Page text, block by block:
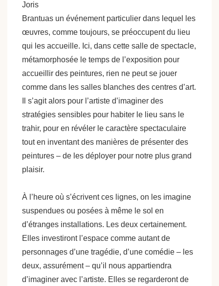
Joris
Brantuas un événement particulier dans lequel les
œuvres, comme toujours, se préoccupent du lieu
qui les accueille. Ici, dans cette salle de spectacle,
métamorphosée le temps de l’exposition pour
accueillir des peintures, rien ne peut se jouer
comme dans les salles blanches des centres d’art.
Il s’agit alors pour l’artiste d’imaginer des
stratégies sensibles pour habiter le lieu sans le
trahir, pour en révéler le caractère spectaculaire
tout en inventant des manières de présenter des
peintures – de les déployer pour notre plus grand
plaisir.
À l’heure où s’écrivent ces lignes, on les imagine
suspendues ou posées à même le sol en
d’étranges installations. Les deux certainement.
Elles investiront l’espace comme autant de
personnages d’une tragédie, d’une comédie – les
deux, assurément – qu’il nous appartiendra
d’imaginer avec l’artiste. Elles se regarderont de